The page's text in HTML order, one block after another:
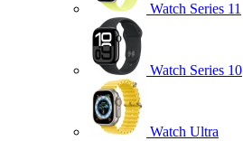
Watch Series 11
Watch Series 10
Watch Ultra